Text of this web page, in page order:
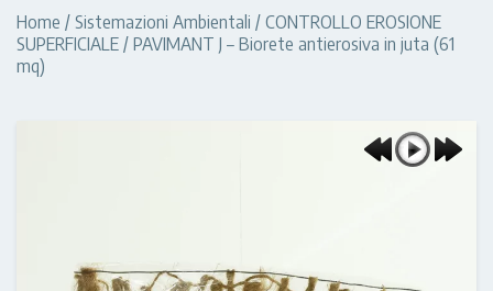
Home / Sistemazioni Ambientali / CONTROLLO EROSIONE
SUPERFICIALE / PAVIMANT J – Biorete antierosiva in juta (61
mq)